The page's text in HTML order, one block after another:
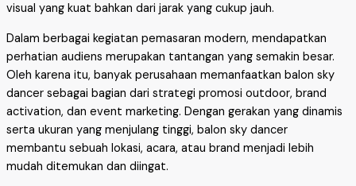
visual yang kuat bahkan dari jarak yang cukup jauh.
Dalam berbagai kegiatan pemasaran modern, mendapatkan
perhatian audiens merupakan tantangan yang semakin besar.
Oleh karena itu, banyak perusahaan memanfaatkan balon sky
dancer sebagai bagian dari strategi promosi outdoor, brand
activation, dan event marketing. Dengan gerakan yang dinamis
serta ukuran yang menjulang tinggi, balon sky dancer
membantu sebuah lokasi, acara, atau brand menjadi lebih
mudah ditemukan dan diingat.